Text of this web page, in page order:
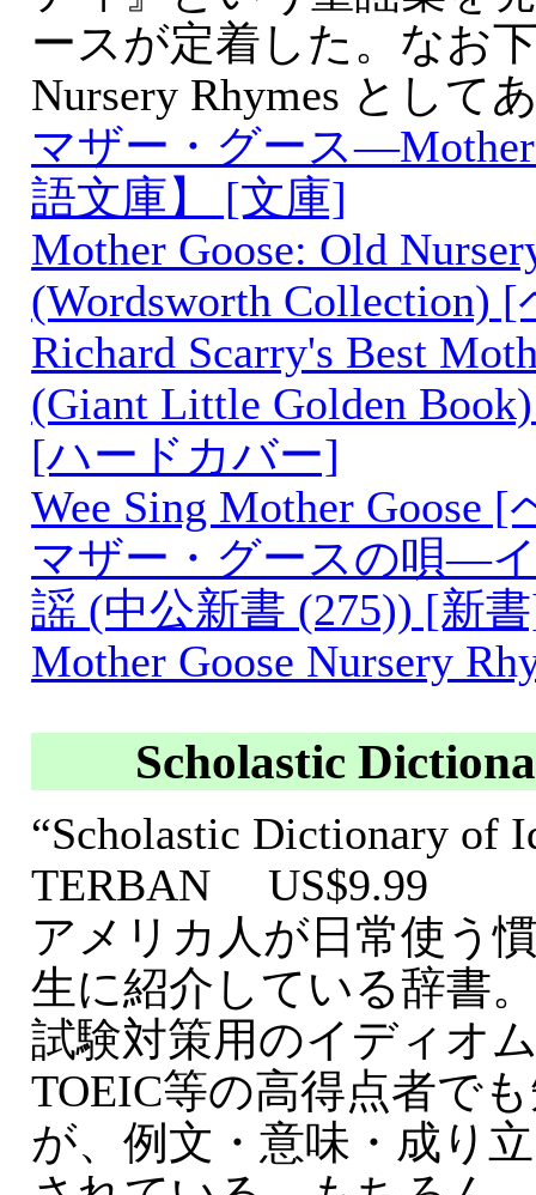
ースが定着した。なお
Nursery Rhymes として
マザー・グース―Mother
語文庫】 [文庫]
Mother Goose: Old
(Wordsworth Collection)
Richard Scarry's Best
(Giant Little Golden
[ハードカバー]
Wee Sing Mother Goose
マザー・グースの唄―
謡 (中公新書 (275)) [新
Mother Goose Nursery
Scholastic
“Scholastic Dictionary of
TERBAN US$9.99
アメリカ人が日常使う
生に紹介している辞書
試験対策用のイディオ
TOEIC等の高得点者で
が、例文・意味・成り